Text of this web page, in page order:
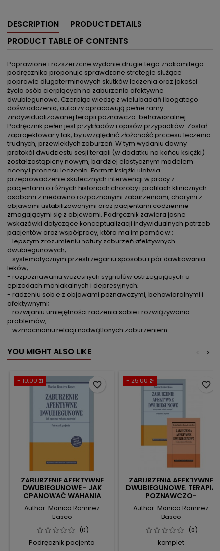
DESCRIPTION
PRODUCT DETAILS
PRODUCT TABLE OF CONTENTS
Poprawione i rozszerzone wydanie drugie tego znakomitego
podręcznika proponuje sprawdzone strategie służące
poprawie długoterminowych skutków leczenia oraz jakości
życia osób cierpiących na zaburzenia afektywne
dwubiegunowe. Czerpiąc wiedzę z wielu badań i bogatego
doświadczenia, autorzy opracowują pełne ramy
zindywidualizowanej terapii poznawczo-behawioralnej.
Podręcznik pełen jest przykładów i opisów przypadków. Został
zaprojektowany tak, by uwzględnić złożoność procesu leczenia
trudnych, przewlekłych zaburzeń. W tym wydaniu dawny
protokół dwudziestu sesji terapii (w dodatku na końcu książki)
został zastąpiony nowym, bardziej elastycznym modelem
oceny i procesu leczenia. Format książki ułatwia
przeprowadzenie skutecznych interwencji w pracy z
pacjentami o różnych historiach choroby i profilach klinicznych –
osobami z niedawno rozpoznanymi zaburzeniami, chorymi z
objawami ustabilizowanymi oraz pacjentami codziennie
zmagającymi się z objawami. Podręcznik zawiera jasne
wskazówki dotyczące konceptualizacji indywidualnych potrzeb
pacjentów oraz współpracy, która ma im pomóc w::
- lepszym zrozumieniu natury zaburzeń afektywnych
dwubiegunowych;
- systematycznym przestrzeganiu sposobu i pór dawkowania
leków;
- rozpoznawaniu wczesnych sygnałów ostrzegających o
epizodach maniakalnych i depresyjnych;
- radzeniu sobie z objawami poznawczymi, behawioralnymi i
afektywnymi;
- rozwijaniu umiejętności radzenia sobie i rozwiązywania
problemów;
- wzmacnianiu relacji nadwątlonych zaburzeniem.
YOU MIGHT ALSO LIKE >
<
- 10.00 zł
ZABURZENIE AFEKTYWNE
DWUBIEGUNOWE - JAK
OPANOWAĆ WAHANIA
NASTROJU?
Author: Monica Ramirez
Basco
(0)
Podręcznik pacjenta
favorite_border - 25.00 zł
ZABURZENIA AFEKTYWNE
DWUBIEGUNOWE. TERAPIA
POZNAWCZO-
BEHAWIORALNA.
PODRĘCZNIK TERAPEUTY +
PODRĘCZNIK PACJENTA
Author: Monica Ramirez
Basco
(0)
komplet
favorite_border